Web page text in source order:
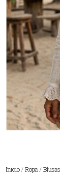
Inicio / Ropa /